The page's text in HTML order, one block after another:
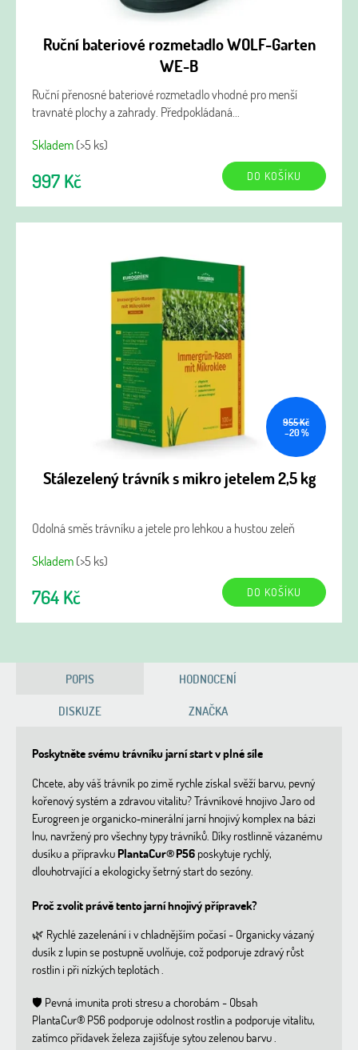
Ruční bateriové rozmetadlo WOLF-Garten
WE-B
Ruční přenosné bateriové rozmetadlo vhodné pro menší
travnaté plochy a zahrady. Předpokládaná...
Skladem(>5 ks)
997 Kč DO KOŠÍKU
955 Kč
–20 %
Stálezelený trávník s mikro jetelem 2,5 kg
Odolná směs trávníku a jetele pro lehkou a hustou zeleň
Skladem(>5 ks)
764 Kč DO KOŠÍKU
POPIS
HODNOCENÍ
DISKUZE
ZNAČKA
Poskytněte svému trávníku jarní start v plné síle
Chcete, aby váš trávník po zimě rychle získal svěží barvu, pevný
kořenový systém a zdravou vitalitu? Trávníkové hnojivo Jaro od
Eurogreen je organicko‑minerální jarní hnojivý komplex na bázi
lnu, navržený pro všechny typy trávníků. Díky rostlinně vázanému
dusíku a přípravku PlantaCur® P56 poskytuje rychlý,
dlouhotrvající a ekologicky šetrný start do sezóny.
Proč zvolit právě tento jarní hnojivý přípravek?
🌿 Rychlé zazelenání i v chladnějším počasí - Organicky vázaný
dusík z lupin se postupně uvolňuje, což podporuje zdravý růst
rostlin i při nízkých teplotách.
🛡️ Pevná imunita proti stresu a chorobám - Obsah
PlantaCur® P56 podporuje odolnost rostlin a podporuje vitalitu,
zatímco přídavek železa zajišťuje sytou zelenou barvu.